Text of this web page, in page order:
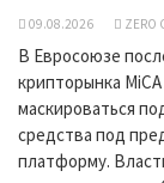
09.08.2026 ZERO
В Евросоюзе
крипторынка
маскироваться
средства под
платформу.